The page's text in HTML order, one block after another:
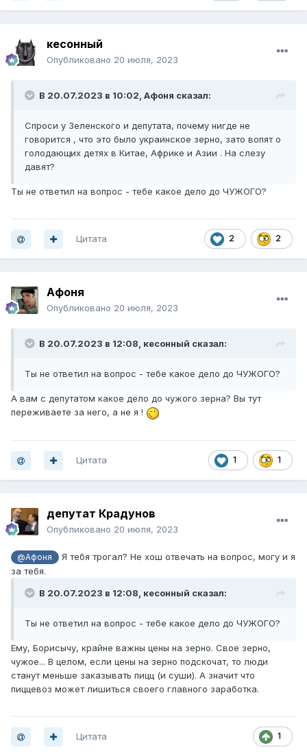
кесонный
Опубликовано 20 июля, 2023
В 20.07.2023 в 10:02, Афоня сказал:
Спроси у Зеленского и депутата, почему нигде не
говорится , что это было украинское зерно, зато вопят о
голодающих детях в Китае, Африке и Азии . На слезу
давят?
Ты не ответил на вопрос - тебе какое дело до ЧУЖОГО?
2 2
Цитата
Афоня
Опубликовано 20 июля, 2023
В 20.07.2023 в 12:08, кесонный сказал:
Ты не ответил на вопрос - тебе какое дело до ЧУЖОГО?
А вам с депутатом какое дело до чужого зерна? Вы тут
переживаете за него, а не я !
1 1
Цитата
депутат Крадунов
Опубликовано 20 июля, 2023
@Афоня
Я тебя трогал? Не хош отвечать на вопрос, могу и я
за тебя.
В 20.07.2023 в 12:08, кесонный сказал:
Ты не ответил на вопрос - тебе какое дело до ЧУЖОГО?
Ему, Борисычу, крайне важны цены на зерно. Свое зерно,
чужое... В целом, если цены на зерно подскочат, то люди
станут меньше заказывать пицц (и суши). А значит что
пиццевоз может лишиться своего главного заработка.
1
Цитата